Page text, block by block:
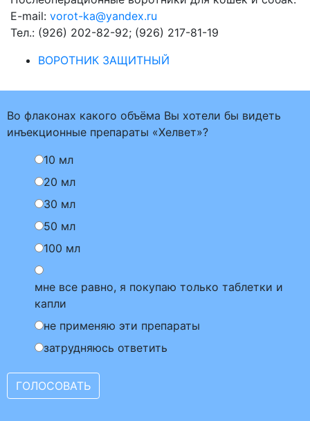
E-mail: vorot-ka@yandex.ru
Тел.: (926) 202-82-92; (926) 217-81-19
ВОРОТНИК ЗАЩИТНЫЙ
Во флаконах какого объёма Вы хотели бы видеть
инъекционные препараты «Хелвет»?
10 мл
20 мл
30 мл
50 мл
100 мл
мне все равно, я покупаю только таблетки и
капли
не применяю эти препараты
затрудняюсь ответить